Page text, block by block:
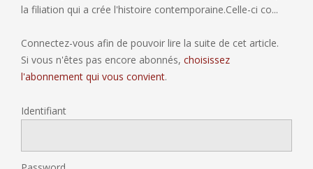
la filiation qui a crée l'histoire contemporaine.Celle-ci co...
Connectez-vous afin de pouvoir lire la suite de cet article.
Si vous n'êtes pas encore abonnés, choisissez
l'abonnement qui vous convient.
Identifiant